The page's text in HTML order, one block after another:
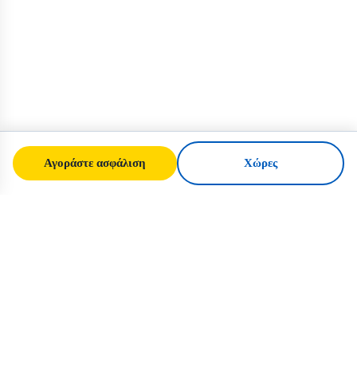
Αγοράστε ασφάλιση Χώρες